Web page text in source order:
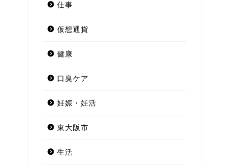
仕事
仮想通貨
健康
口臭ケア
妊娠・妊活
東大阪市
生活